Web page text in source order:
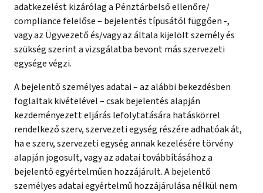
adatkezelést kizárólag a Pénztárbelső ellenőre/
compliance felelőse – bejelentés típusától függően -,
vagy az Ügyvezető és/vagy az általa kijelölt személy és
szükség szerint a vizsgálatba bevont más szervezeti
egysége végzi.
A bejelentő személyes adatai – az alábbi bekezdésben
foglaltak kivételével – csak bejelentés alapján
kezdeményezett eljárás lefolytatására hatáskörrel
rendelkező szerv, szervezeti egység részére adhatóak át,
ha e szerv, szervezeti egység annak kezelésére törvény
alapján jogosult, vagy az adatai továbbításához a
bejelentő egyértelműen hozzájárult. A bejelentő
személyes adatai egyértelmű hozzájárulása nélkül nem